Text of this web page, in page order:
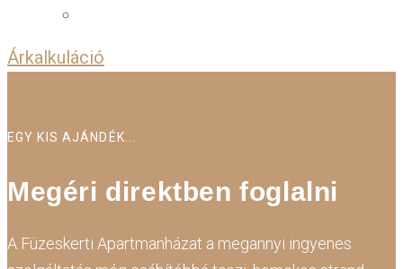
Árkalkuláció
EGY KIS AJÁNDÉK...
Megéri direktben foglalni
A Füzeskerti Apartmanházat a megannyi ingyenes